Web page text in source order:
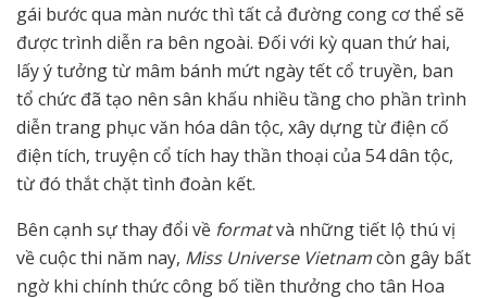
gái bước qua màn nước thì tất cả đường cong cơ thể sẽ
được trình diễn ra bên ngoài. Đối với kỳ quan thứ hai,
lấy ý tưởng từ mâm bánh mứt ngày tết cổ truyền, ban
tổ chức đã tạo nên sân khấu nhiều tầng cho phần trình
diễn trang phục văn hóa dân tộc, xây dựng từ điện cố
điện tích, truyện cổ tích hay thần thoại của 54 dân tộc,
từ đó thắt chặt tình đoàn kết.
Bên cạnh sự thay đổi về formatvà những tiết lộ thú vị
về cuộc thi năm nay, Miss Universe Vietnamcòn gây bất
ngờ khi chính thức công bố tiền thưởng cho tân Hoa